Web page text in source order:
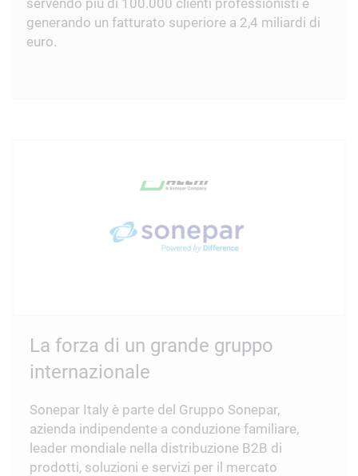
servendo più di 100.000 clienti professionisti e
generando un fatturato superiore a 2,4 miliardi di
euro.
La forza di un grande gruppo
internazionale
Sonepar Italy è parte del Gruppo Sonepar,
azienda indipendente a conduzione familiare,
leader mondiale nella distribuzione B2B di
prodotti, soluzioni e servizi per il mercato